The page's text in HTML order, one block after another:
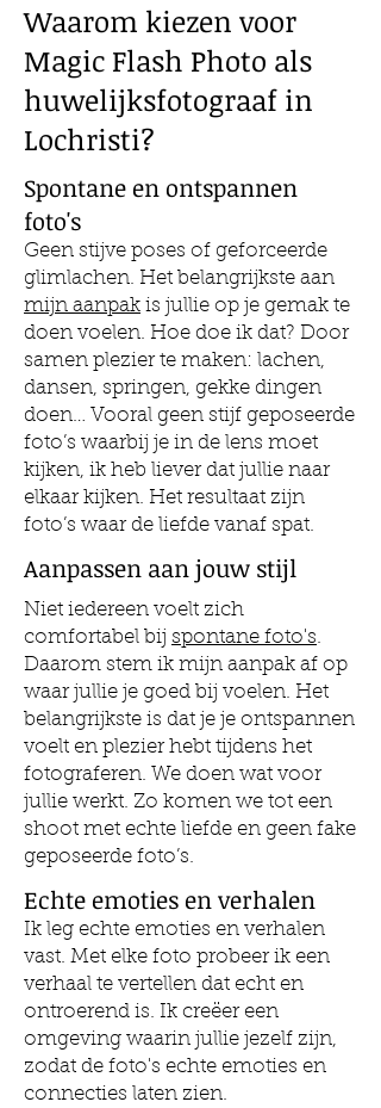
Waarom kiezen voor
Magic Flash Photo als
huwelijksfotograaf in
Lochristi?
Spontane en ontspannen
foto's
Geen stijve poses of geforceerde
glimlachen. Het belangrijkste aan
mijn aanpak is jullie op je gemak te
doen voelen. Hoe doe ik dat? Door
samen plezier te maken: lachen,
dansen, springen, gekke dingen
doen… Vooral geen stijf geposeerde
foto’s waarbij je in de lens moet
kijken, ik heb liever dat jullie naar
elkaar kijken. Het resultaat zijn
foto’s waar de liefde vanaf spat.
Aanpassen aan jouw stijl
Niet iedereen voelt zich
comfortabel bij spontane foto's.
Daarom stem ik mijn aanpak af op
waar jullie je goed bij voelen. Het
belangrijkste is dat je je ontspannen
voelt en plezier hebt tijdens het
fotograferen. We doen wat voor
jullie werkt. Zo komen we tot een
shoot met echte liefde en geen fake
geposeerde foto’s.
Echte emoties en verhalen
Ik leg echte emoties en verhalen
vast. Met elke foto probeer ik een
verhaal te vertellen dat echt en
ontroerend is. Ik creëer een
omgeving waarin jullie jezelf zijn,
zodat de foto's echte emoties en
connecties laten zien.